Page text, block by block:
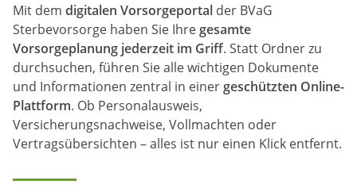
Mit dem digitalen Vorsorgeportal der BVaG
Sterbevorsorge haben Sie Ihre gesamte
Vorsorgeplanung jederzeit im Griff. Statt Ordner zu
durchsuchen, führen Sie alle wichtigen Dokumente
und Informationen zentral in einer geschützten Online-
Plattform. Ob Personalausweis,
Versicherungsnachweise, Vollmachten oder
Vertragsübersichten – alles ist nur einen Klick entfernt.